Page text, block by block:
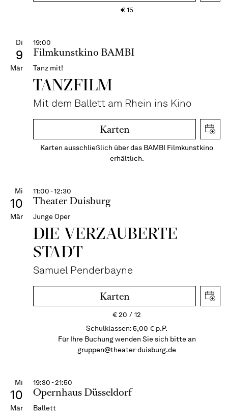
€15
Di
9
Mär
19:00
Filmkunstkino BAMBI
Tanz mit!
TANZFILM
Mit dem Ballett am Rhein ins Kino
Karten
Karten ausschließlich über das BAMBI Filmkunstkino
erhältlich.
Mi
10
Mär
11:00 - 12:30
Theater Duisburg
Junge Oper
DIE VERZAUBERTE
STADT
Samuel Penderbayne
Karten
€20
12
Schulklassen: 5,00 € p.P.
Für Ihre Buchung wenden Sie sich bitte an
gruppen@theater-duisburg.de
Mi
10
Mär
19:30 - 21:50
Opernhaus Düsseldorf
Ballett